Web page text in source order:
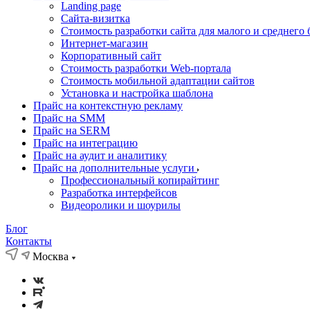
Landing page
Cайта-визитка
Стоимость разработки сайта для малого и среднего
Интернет-магазин
Корпоративный сайт
Стоимость разработки Web-портала
Стоимость мобильной адаптации сайтов
Установка и настройка шаблона
Прайс на контекстную рекламу
Прайс на SMM
Прайс на SERM
Прайс на интеграцию
Прайс на аудит и аналитику
Прайс на дополнительные услуги
Профессиональный копирайтинг
Разработка интерфейсов
Видеоролики и шоурилы
Блог
Контакты
Москва